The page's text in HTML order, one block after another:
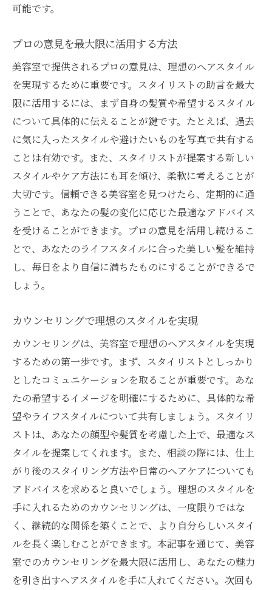
可能です。
プロの意見を最大限に活用する方法
美容室で提供されるプロの意見は、理想のヘアスタイル
を実現するために重要です。スタイリストの助言を最大
限に活用するには、まず自身の髪質や希望するスタイル
について具体的に伝えることが鍵です。たとえば、過去
に気に入ったスタイルや避けたいものを写真で共有する
ことは有効です。また、スタイリストが提案する新しい
スタイルやケア方法にも耳を傾け、柔軟に考えることが
大切です。信頼できる美容室を見つけたら、定期的に通
うことで、あなたの髪の変化に応じた最適なアドバイス
を受けることができます。プロの意見を活用し続けるこ
とで、あなたのライフスタイルに合った美しい髪を維持
し、毎日をより自信に満ちたものにすることができるで
しょう。
カウンセリングで理想のスタイルを実現
カウンセリングは、美容室で理想のヘアスタイルを実現
するための第一歩です。まず、スタイリストとしっかり
としたコミュニケーションを取ることが重要です。あな
たの希望するイメージを明確にするために、具体的な希
望やライフスタイルについて共有しましょう。スタイリ
ストは、あなたの顔型や髪質を考慮した上で、最適なス
タイルを提案してくれます。また、相談の際には、仕上
がり後のスタイリング方法や日常のヘアケアについても
アドバイスを求めると良いでしょう。理想のスタイルを
手に入れるためのカウンセリングは、一度限りではな
く、継続的な関係を築くことで、より自分らしいスタイ
ルを長く楽しむことができます。本記事を通じて、美容
室でのカウンセリングを最大限に活用し、あなたの魅力
を引き出すヘアスタイルを手に入れてください。次回も